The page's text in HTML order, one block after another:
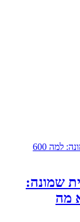
שמונה:
מה